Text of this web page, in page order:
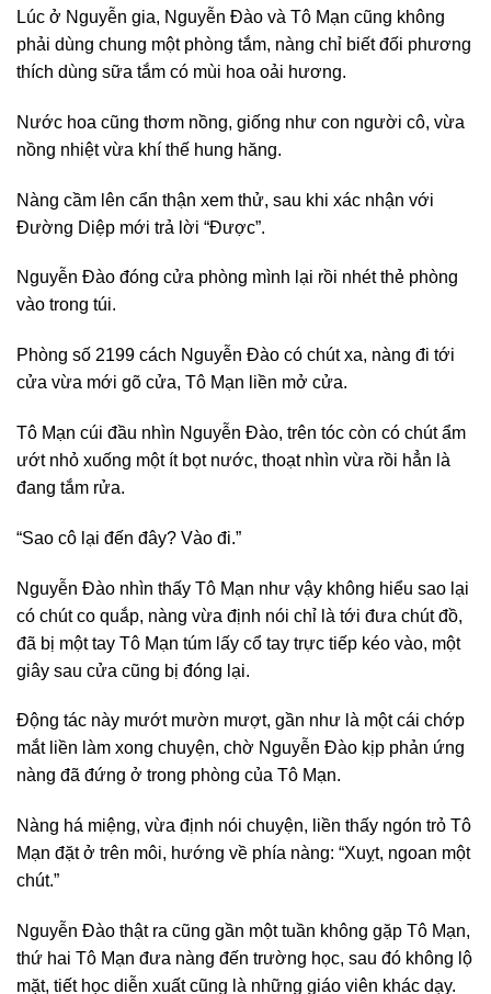
Lúc ở Nguyễn gia, Nguyễn Đào và Tô Mạn cũng không
phải dùng chung một phòng tắm, nàng chỉ biết đối phương
thích dùng sữa tắm có mùi hoa oải hương.
Nước hoa cũng thơm nồng, giống như con người cô, vừa
nồng nhiệt vừa khí thế hung hăng.
Nàng cầm lên cẩn thận xem thử, sau khi xác nhận với
Đường Diệp mới trả lời “Được”.
Nguyễn Đào đóng cửa phòng mình lại rồi nhét thẻ phòng
vào trong túi.
Phòng số 2199 cách Nguyễn Đào có chút xa, nàng đi tới
cửa vừa mới gõ cửa, Tô Mạn liền mở cửa.
Tô Mạn cúi đầu nhìn Nguyễn Đào, trên tóc còn có chút ẩm
ướt nhỏ xuống một ít bọt nước, thoạt nhìn vừa rồi hẳn là
đang tắm rửa.
“Sao cô lại đến đây? Vào đi.”
Nguyễn Đào nhìn thấy Tô Mạn như vậy không hiểu sao lại
có chút co quắp, nàng vừa định nói chỉ là tới đưa chút đồ,
đã bị một tay Tô Mạn túm lấy cổ tay trực tiếp kéo vào, một
giây sau cửa cũng bị đóng lại.
Động tác này mướt mườn mượt, gần như là một cái chớp
mắt liền làm xong chuyện, chờ Nguyễn Đào kịp phản ứng
nàng đã đứng ở trong phòng của Tô Mạn.
Nàng há miệng, vừa định nói chuyện, liền thấy ngón trỏ Tô
Mạn đặt ở trên môi, hướng về phía nàng: “Xuỵt, ngoan một
chút.”
Nguyễn Đào thật ra cũng gần một tuần không gặp Tô Mạn,
thứ hai Tô Mạn đưa nàng đến trường học, sau đó không lộ
mặt, tiết học diễn xuất cũng là những giáo viên khác dạy.